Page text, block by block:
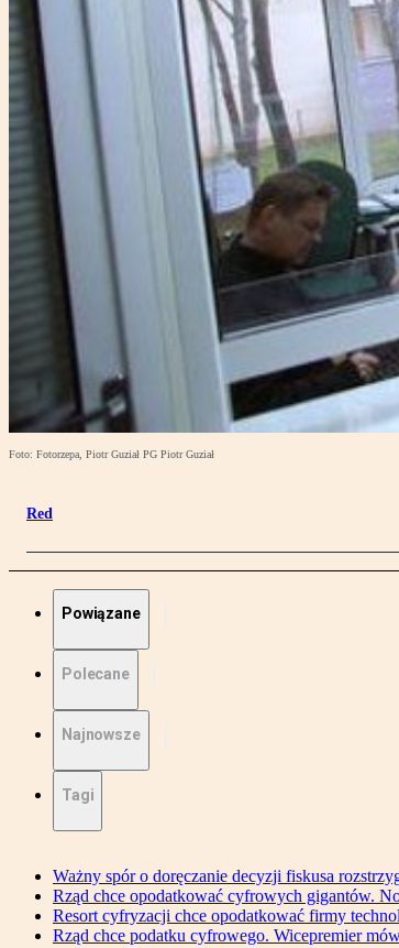
Foto: Fotorzepa, Piotr Guział PG Piotr Guział
Red
Powiązane
Polecane
Najnowsze
Tagi
Ważny spór o doręczanie decyzji fiskusa
Rząd chce opodatkować cyfrowych gigantów.
Resort cyfryzacji chce opodatkować firmy
Rząd chce podatku cyfrowego. Wicepremier